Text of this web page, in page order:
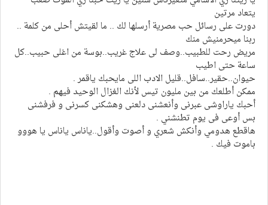
يتعاد مرتين
دورت على رسائل حب مصرية أرسلها لك .. ما لقيتش أحلى من كلمة ..
ربنا ميحرمنيش منك
مريض رحت للطبيب..وصف لى علاج غريب..بوسة من اغلى حبيب..كل
ساعة حتى اطيب
حيوان..حقير..سافل..قليل الادب اللى مايحبك ياقمر .
ممكن أطلعك من بين مليون تيس لأنك الغزال الوحيد فيهم .
أحبك ياراوشى عبرنى وأنعشنى دلعنى وهشكنى كسرنى و فرفشنى
بس أوعى فى يوم تطنشني .
هاقطع هدومي وأنكش شعري و أصوت وأقول..ياناس ياناس يا هووو
باموت فيك .